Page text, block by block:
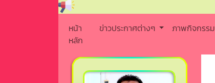
หน้า
หลัก
ข่าวประกาศต่างๆ ภาพกิจกรรม